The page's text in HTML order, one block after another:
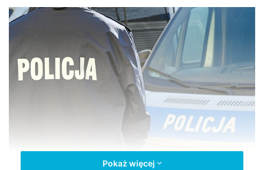
i
Pokaż więcej